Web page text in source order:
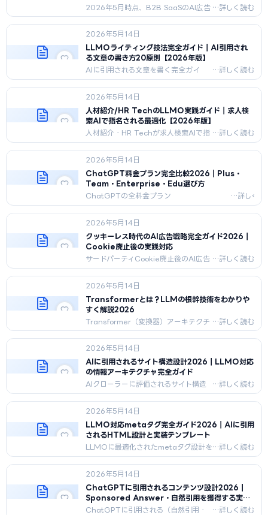
2026年5月時点、B2B SaaSのAI広告
料金相場とARR規模別予算配分を完全
公開。ChatGPT広告・LLMO・AIチ
ャットLPの料金水準、ARR1〜10
億/10〜100億/100億超の配分、
CAC/LTV基準、失敗6パターンを網
羅。
2026年5月14日
LLMOライティング技法完全ガイド｜AI引用され
る文章の書き方20原則【2026年版】
AIに引用される文章を書く完全ガイ
ド。引用される本質3特性、LLMOライ
ティング20原則、質問形式H2、要点先
出し、出典明示3レベル、数値具体化、
FAQ構造、AIライターと人間ライター
の使い分け、品質チェック10項目を解
2026年5月14日
人材紹介/HR TechのLLMO実践ガイド｜求人検
索AIで指名される最適化【2026年版】
人材紹介・HR Techが求人検索AIで指
名されるLLMO実践手順を、
JobPosting実装・
OpenWork/Lightning連携・年収/職
種構造化・職業安定法配慮まで2026
年5月版で詳解。
2026年5月14日
ChatGPT料金プラン完全比較2026｜Plus・
Team・Enterprise・Edu選び方
ChatGPTの全料金プラン
（Free/Plus/Team/Enterprise/Edu/API）
を2026年5月最新で完全比較。日本円換
算・選び方フローチャート・API従量課金ま
で。
2026年5月14日
クッキーレス時代のAI広告戦略完全ガイド2026｜
Cookie廃止後の実践対応
サードパーティCookie廃止後のAI広告
対応を完全解説。1st Party Data収
集・コンテキスト広告・プライバシー
サンドボックス・ChatGPT広告への
移行戦略を2026年5月最新版で網羅。
2026年5月14日
Transformerとは？LLMの根幹技術をわかりや
すく解説2026
Transformer（変換器）アーキテクチ
ャの仕組み・Self-Attention・エンコ
ーダー/デコーダー・主要LLM比較・日
本語対応・ビジネス応用を2026年5月
最新版で完全解説。
2026年5月14日
AIに引用されるサイト構造設計2026｜LLMO対応
の情報アーキテクチャ完全ガイド
AIクローラーに評価されるサイト構造
の設計方法。URL設計・内部リンク・
サイトマップ・robots.txt・クローラー
設定をLLMO視点で2026年5月最新版
で完全解説。
2026年5月14日
LLMO対応metaタグ完全ガイド2026｜AIに引用
されるHTML設計と実装テンプレート
LLMOに最適化されたmetaタグ設計を
完全解説。title/description/OGP/X-
Robots-Tag/Schema.orgのLLMO対
応実装・AIクローラー別の解釈差・チ
ェックリスト40項目を2026年最新版
で網羅。
2026年5月14日
ChatGPTに引用されるコンテンツ設計2026｜
Sponsored Answer・自然引用を獲得する実践
ガイド
ChatGPTに引用される（自然引用・